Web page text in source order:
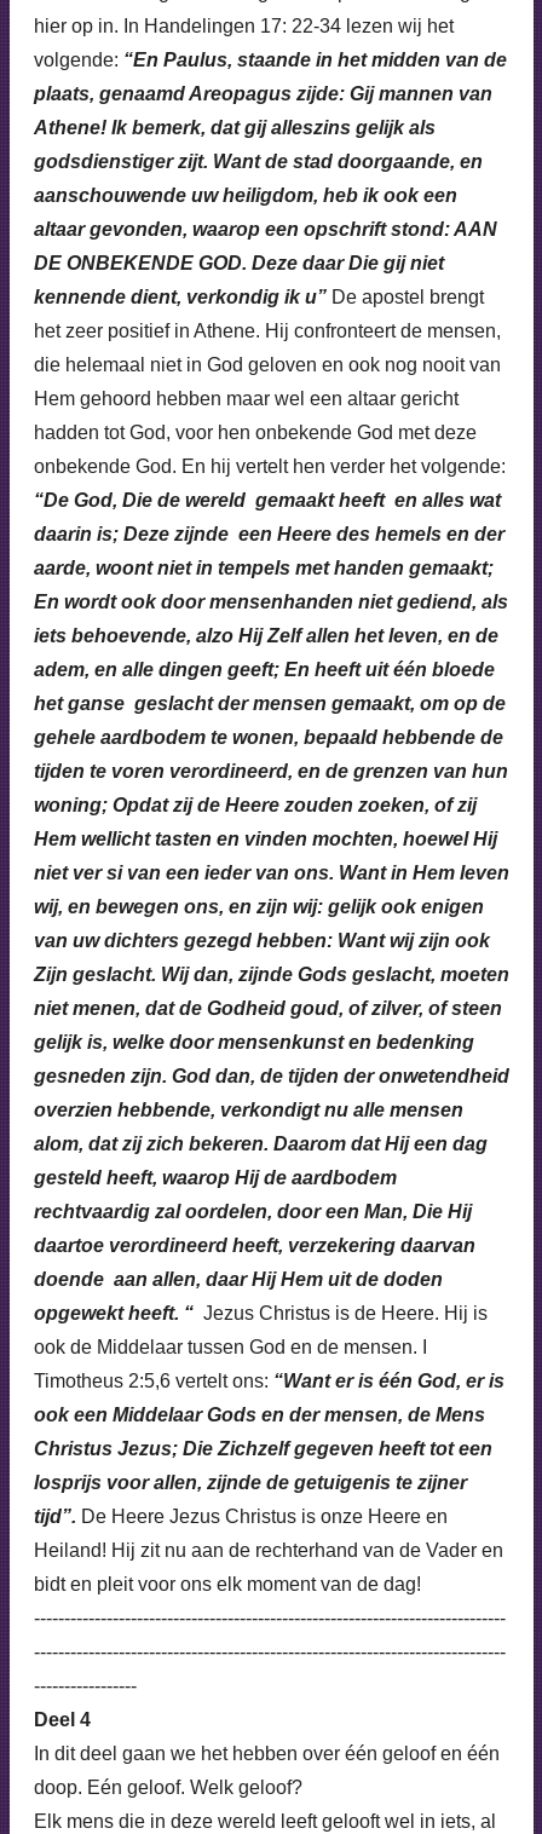
hier op in. In Handelingen 17: 22-34 lezen wij het
volgende: “En Paulus, staande in het midden van de
plaats, genaamd Areopagus zijde: Gij mannen van
Athene! Ik bemerk, dat gij alleszins gelijk als
godsdienstiger zijt. Want de stad doorgaande, en
aanschouwende uw heiligdom, heb ik ook een
altaar gevonden, waarop een opschrift stond: AAN
DE ONBEKENDE GOD. Deze daar Die gij niet
kennende dient, verkondig ik u”De apostel brengt
het zeer positief in Athene. Hij confronteert de mensen,
die helemaal niet in God geloven en ook nog nooit van
Hem gehoord hebben maar wel een altaar gericht
hadden tot God, voor hen onbekende God met deze
onbekende God. En hij vertelt hen verder het volgende:
“De God, Die de wereld gemaakt heeft en alles wat
daarin is; Deze zijnde een Heere des hemels en der
aarde, woont niet in tempels met handen gemaakt;
En wordt ook door mensenhanden niet gediend, als
iets behoevende, alzo Hij Zelf allen het leven, en de
adem, en alle dingen geeft; En heeft uit één bloede
het ganse geslacht der mensen gemaakt, om op de
gehele aardbodem te wonen, bepaald hebbende de
tijden te voren verordineerd, en de grenzen van hun
woning; Opdat zij de Heere zouden zoeken, of zij
Hem wellicht tasten en vinden mochten, hoewel Hij
niet ver si van een ieder van ons. Want in Hem leven
wij, en bewegen ons, en zijn wij: gelijk ook enigen
van uw dichters gezegd hebben: Want wij zijn ook
Zijn geslacht. Wij dan, zijnde Gods geslacht, moeten
niet menen, dat de Godheid goud, of zilver, of steen
gelijk is, welke door mensenkunst en bedenking
gesneden zijn. God dan, de tijden der onwetendheid
overzien hebbende, verkondigt nu alle mensen
alom, dat zij zich bekeren. Daarom dat Hij een dag
gesteld heeft, waarop Hij de aardbodem
rechtvaardig zal oordelen, door een Man, Die Hij
daartoe verordineerd heeft, verzekering daarvan
doende aan allen, daar Hij Hem uit de doden
opgewekt heeft. “Jezus Christus is de Heere. Hij is
ook de Middelaar tussen God en de mensen. I
Timotheus 2:5,6 vertelt ons: “Want er is één God, er is
ook een Middelaar Gods en der mensen, de Mens
Christus Jezus; Die Zichzelf gegeven heeft tot een
losprijs voor allen, zijnde de getuigenis te zijner
tijd”. De Heere Jezus Christus is onze Heere en
Heiland! Hij zit nu aan de rechterhand van de Vader en
bidt en pleit voor ons elk moment van de dag!
------------------------------------------------------------------------------
------------------------------------------------------------------------------
-----------------
Deel 4
In dit deel gaan we het hebben over één geloof en één
doop. Eén geloof. Welk geloof?
Elk mens die in deze wereld leeft gelooft wel in iets, al